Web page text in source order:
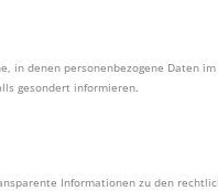
in denen personenbezogene
gesondert informieren.
Informationen zu den